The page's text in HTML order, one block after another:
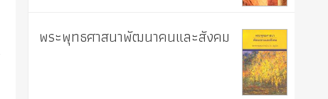
พระพุทธศาสนาพัฒนาคนและสังคม